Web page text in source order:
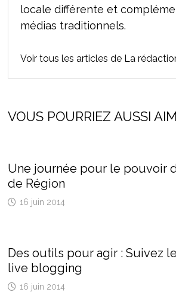
locale différente et
médias traditionnels.
Voir tous les articles de La
VOUS POURRIEZ AUSSI
Une journée pour le pouvoir
de Région
16 juin 2014
Des outils pour agir : Suivez
live blogging
16 juin 2014